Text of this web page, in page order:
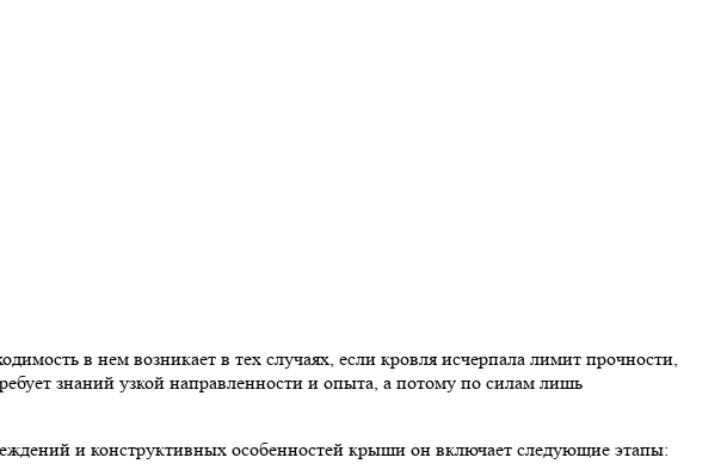
в нем возникает в тех случаях, если кровля исчерпала лимит прочности,
знаний узкой направленности и опыта, а потому по силам лишь
и конструктивных особенностей крыши он включает следующие этапы: